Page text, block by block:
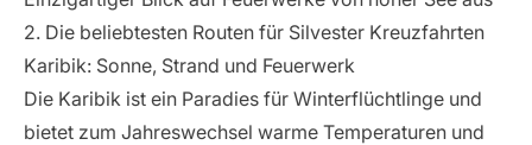
verpassen solltest
2. Die beliebtesten Routen für Silvester Kreuzfahrten
Karibik: Sonne, Strand und Feuerwerk
Die Karibik ist ein Paradies für Winterflüchtlinge und
bietet zum Jahreswechsel warme Temperaturen und